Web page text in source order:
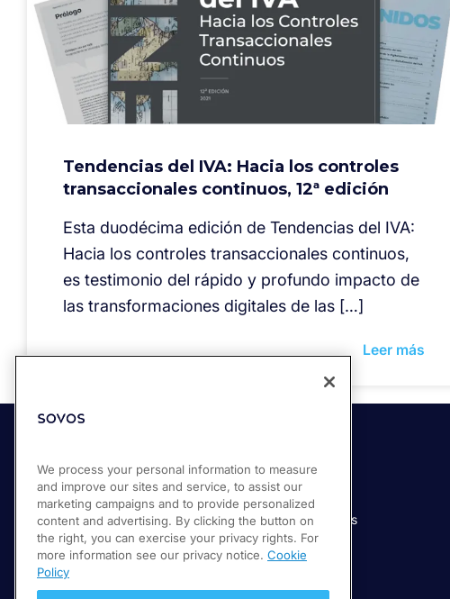
Tendencias del IVA: Hacia los controles
transaccionales continuos, 12ª edición
Esta duodécima edición de Tendencias del IVA:
Hacia los controles transaccionales continuos,
es testimonio del rápido y profundo impacto de
las transformaciones digitales de las […]
Leer más
Soluciones
Compliance Cloud
Productos
Servicios
Industrias
Manufactura
Servicios financieros
Servicios digitales
Salud
We process your personal information to measure
and improve our sites and service, to assist our
marketing campaigns and to provide personalized
content and advertising. By clicking the button on
the right, you can exercise your privacy rights. For
more information see our privacy notice. Cookie
Policy